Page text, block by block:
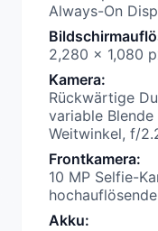
Always-On
2,280 x 1,080
Kamera:
Rückwärtige
variable
Weitwinkel, f/
Frontkamera:
10 MP Selfie-
Akku: